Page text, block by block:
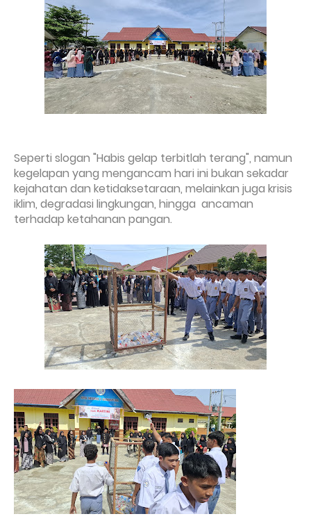
Seperti slogan "Habis gelap terbitlah terang", namun
kegelapan yang mengancam hari ini bukan sekadar
kejahatan dan ketidaksetaraan, melainkan juga krisis
iklim, degradasi lingkungan, hingga ancaman
terhadap ketahanan pangan.